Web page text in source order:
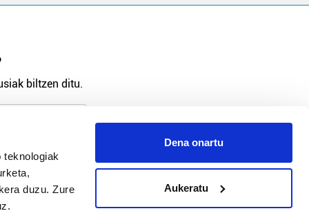
duzu. Zure
Dena onartu
Aukeratu
biltzen ditu.